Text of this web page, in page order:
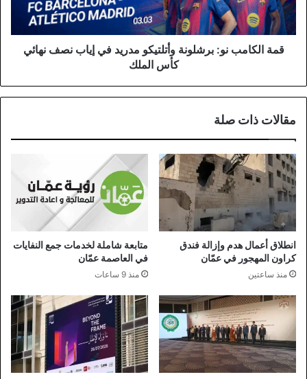
في
إياب
نصف
نهائيقمة الكامب نو: برشلونة وأتلتيكو مدريد في إياب نصف نهائي
كأس الملك
مقالات ذات صلة
انطلاق أعمال هدم وإزالة فندق
كراون المهجور في عمّان
منذ ساعتين
متابعة شاملة لخدمات جمع النفايات
في العاصمة عمّان
منذ 9 ساعات